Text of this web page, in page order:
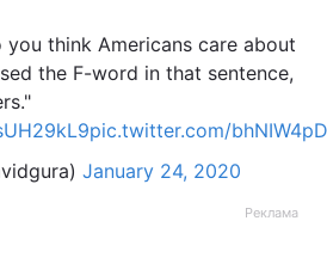
you think Americans care about
the F-word in that sentence,
pic.twitter.com/
January 24, 2020
Реклама